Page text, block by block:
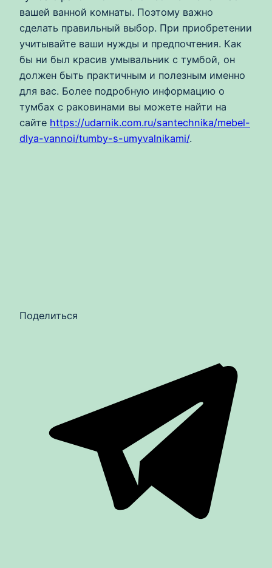
вашей ванной комнаты. Поэтому важно
сделать правильный выбор. При приобретении
учитывайте ваши нужды и предпочтения. Как
бы ни был красив умывальник с тумбой, он
должен быть практичным и полезным именно
для вас. Более подробную информацию о
тумбах с раковинами вы можете найти на
сайте https://udarnik.com.ru/santechnika/mebel-
dlya-vannoi/tumby-s-umyvalnikami/.
Поделиться